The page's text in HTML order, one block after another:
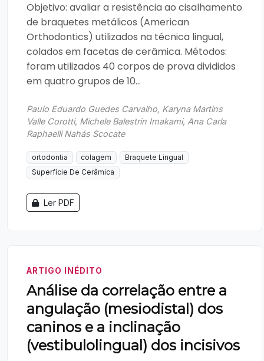
Objetivo: avaliar a resistência ao cisalhamento
de braquetes metálicos (American
Orthodontics) utilizados na técnica lingual,
colados em facetas de cerâmica. Métodos:
foram utilizados 40 corpos de prova divididos
em quatro grupos de 10...
Paulo Eduardo Guedes Carvalho, Karyna Martins
Valle Corotti, Michele Balestrin Imakami, Ana Carla
Raphaelli Nahás Scocate
ortodontia colagem
Braquete Lingual
Superfície De Cerâmica
Ler PDF
ARTIGO INÉDITO
Análise da correlação entre a
angulação (mesiodistal) dos
caninos e a inclinação
(vestibulolingual) dos incisivos